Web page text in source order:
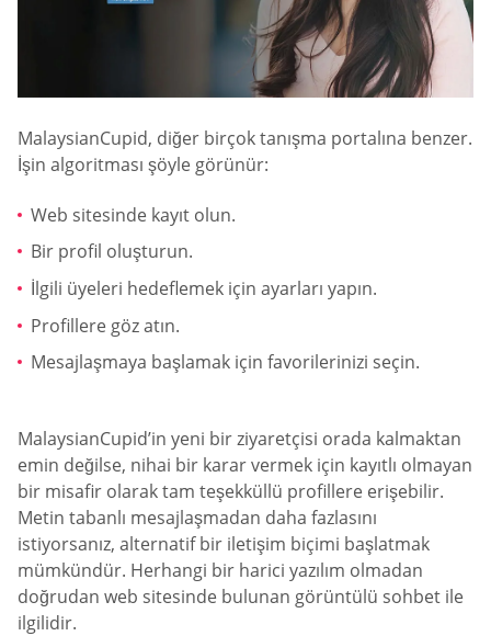
MalaysianCupid, diğer birçok tanışma portalına benzer.
İşin algoritması şöyle görünür:
Web sitesinde kayıt olun.
Bir profil oluşturun.
İlgili üyeleri hedeflemek için ayarları yapın.
Profillere göz atın.
Mesajlaşmaya başlamak için favorilerinizi seçin.
MalaysianCupid’in yeni bir ziyaretçisi orada kalmaktan
emin değilse, nihai bir karar vermek için kayıtlı olmayan
bir misafir olarak tam teşekküllü profillere erişebilir.
Metin tabanlı mesajlaşmadan daha fazlasını
istiyorsanız, alternatif bir iletişim biçimi başlatmak
mümkündür. Herhangi bir harici yazılım olmadan
doğrudan web sitesinde bulunan görüntülü sohbet ile
ilgilidir.